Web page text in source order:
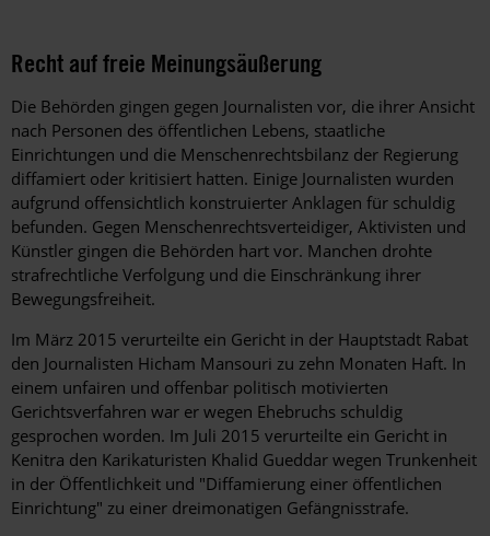
Recht auf freie Meinungsäußerung
Die Behörden gingen gegen Journalisten vor, die ihrer Ansicht
nach Personen des öffentlichen Lebens, staatliche
Einrichtungen und die Menschenrechtsbilanz der Regierung
diffamiert oder kritisiert hatten. Einige Journalisten wurden
aufgrund offensichtlich konstruierter Anklagen für schuldig
befunden. Gegen Menschenrechtsverteidiger, Aktivisten und
Künstler gingen die Behörden hart vor. Manchen drohte
strafrechtliche Verfolgung und die Einschränkung ihrer
Bewegungsfreiheit.
Im März 2015 verurteilte ein Gericht in der Hauptstadt Rabat
den Journalisten Hicham Mansouri zu zehn Monaten Haft. In
einem unfairen und offenbar politisch motivierten
Gerichtsverfahren war er wegen Ehebruchs schuldig
gesprochen worden. Im Juli 2015 verurteilte ein Gericht in
Kenitra den Karikaturisten Khalid Gueddar wegen Trunkenheit
in der Öffentlichkeit und "Diffamierung einer öffentlichen
Einrichtung" zu einer dreimonatigen Gefängnisstrafe.